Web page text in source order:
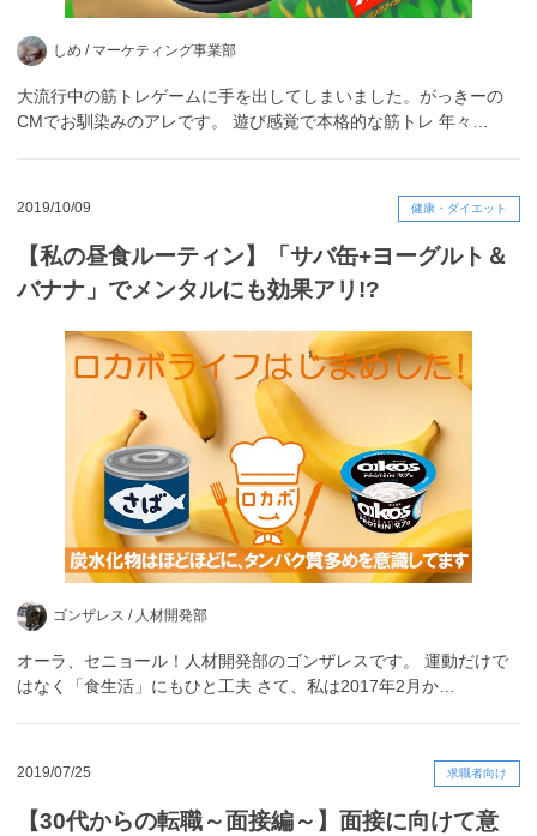
しめ / マーケティング事業部
大流行中の筋トレゲームに手を出してしまいました。がっきーの
CMでお馴染みのアレです。 遊び感覚で本格的な筋トレ 年々…
2019/10/09 健康・ダイエット
【私の昼食ルーティン】「サバ缶+ヨーグルト＆
バナナ」でメンタルにも効果アリ!?
ゴンザレス / 人材開発部
オーラ、セニョール！人材開発部のゴンザレスです。 運動だけで
はなく「食生活」にもひと工夫 さて、私は2017年2月か…
2019/07/25 求職者向け
【30代からの転職～面接編～】面接に向けて意